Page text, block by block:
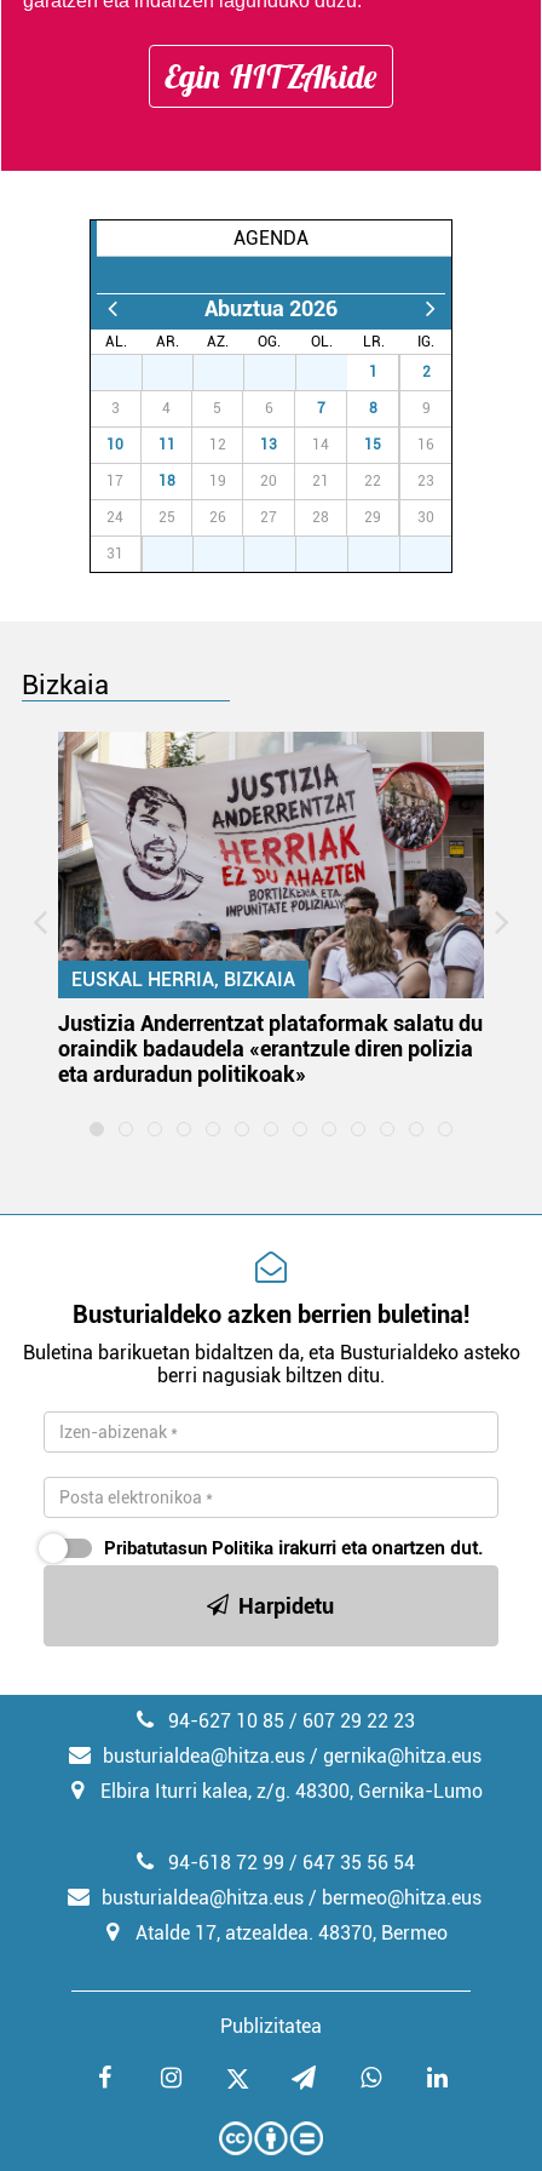
zure baimena Cookieen adierazpenean.
Webgune honek cookie propioak eta hirugarrenen cookie-
erabiltzeko baimen esplizitua ematen diguzu.Gehiago
Egin HITZAkide
AGENDA
Abuztua 2026
AL. AR. AZ. OG. OL. LR.
IG.
1 2
3 4 5 6 7 8 9
10 11 12 13 14 15 16
17 18 19 20 21 22 23
24 25 26 27 28 29 30
31
Bizkaia
EUSKAL HERRIA, BIZKAIA
Justizia Anderrentzat plataformak salatu du
oraindik badaudela «erantzule diren polizia
eta arduradun politikoak»
Busturialdeko azken berrien buletina!
Buletina barikuetan bidaltzen da, eta Busturialdeko asteko
berri nagusiak biltzen ditu.
Pribatutasun Politika irakurri eta onartzen dut.
Harpidetu
94-627 10 85 / 607 29 22 23
busturialdea@hitza.eus / gernika@hitza.eus
Elbira Iturri kalea, z/g. 48300, Gernika-Lumo
Publizitatea
94-618 72 99 / 647 35 56 54
busturialdea@hitza.eus / bermeo@hitza.eus
Atalde 17, atzealdea. 48370, Bermeo